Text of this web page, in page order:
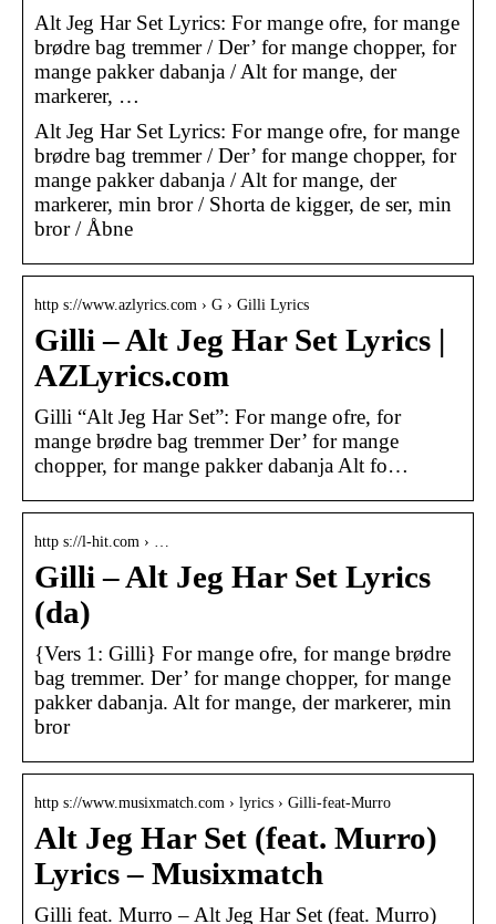
Alt Jeg Har Set Lyrics: For mange ofre, for mange
brødre bag tremmer / Der’ for mange chopper, for
mange pakker dabanja / Alt for mange, der
markerer, …
Alt Jeg Har Set Lyrics: For mange ofre, for mange
brødre bag tremmer / Der’ for mange chopper, for
mange pakker dabanja / Alt for mange, der
markerer, min bror / Shorta de kigger, de ser, min
bror / Åbne
http s://www.azlyrics.com › G › Gilli Lyrics
Gilli – Alt Jeg Har Set Lyrics |
AZLyrics.com
Gilli “Alt Jeg Har Set”: For mange ofre, for
mange brødre bag tremmer Der’ for mange
chopper, for mange pakker dabanja Alt fo…
http s://l-hit.com › …
Gilli – Alt Jeg Har Set Lyrics
(da)
{Vers 1: Gilli} For mange ofre, for mange brødre
bag tremmer. Der’ for mange chopper, for mange
pakker dabanja. Alt for mange, der markerer, min
bror
http s://www.musixmatch.com › lyrics › Gilli-feat-Murro
Alt Jeg Har Set (feat. Murro)
Lyrics – Musixmatch
Gilli feat. Murro – Alt Jeg Har Set (feat. Murro)